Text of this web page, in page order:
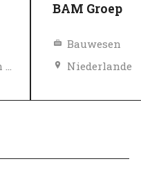
BAM Groep
Bauwesen
Niederlande